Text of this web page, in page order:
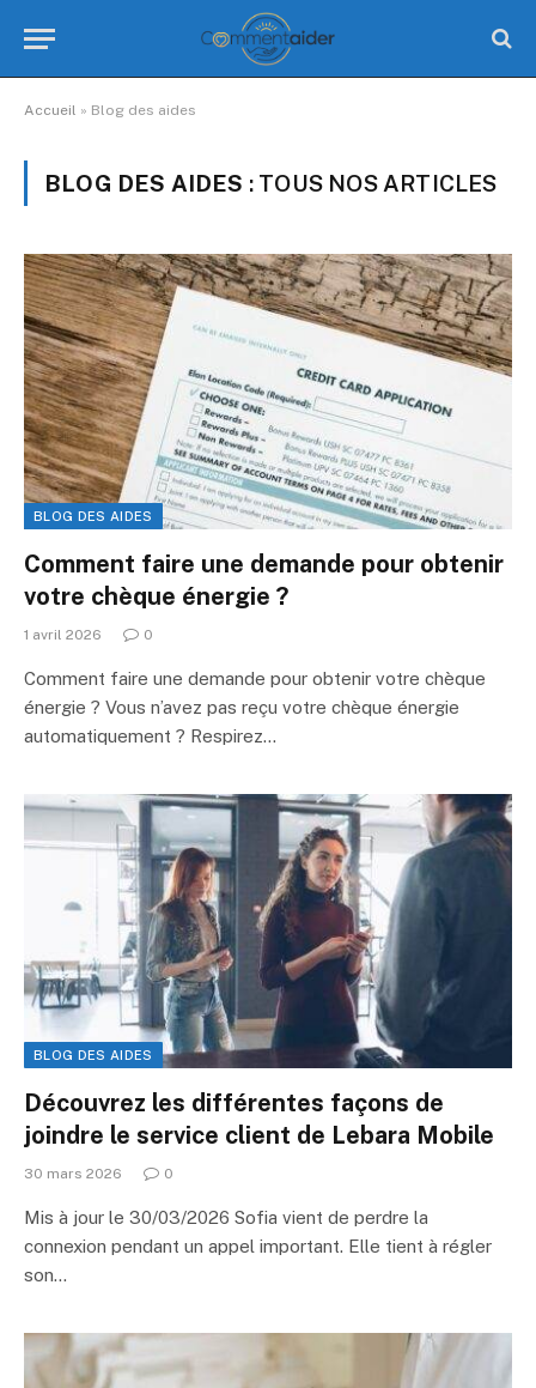
Accueil » Blog des aides
BLOG DES AIDES : TOUS NOS ARTICLES
BLOG DES AIDES
Comment faire une demande pour obtenir
votre chèque énergie ?
1 avril 2026 0
Comment faire une demande pour obtenir votre chèque
énergie ? Vous n’avez pas reçu votre chèque énergie
automatiquement ? Respirez…
BLOG DES AIDES
Découvrez les différentes façons de
joindre le service client de Lebara Mobile
30 mars 2026 0
Mis à jour le 30/03/2026 Sofia vient de perdre la
connexion pendant un appel important. Elle tient à régler
son…